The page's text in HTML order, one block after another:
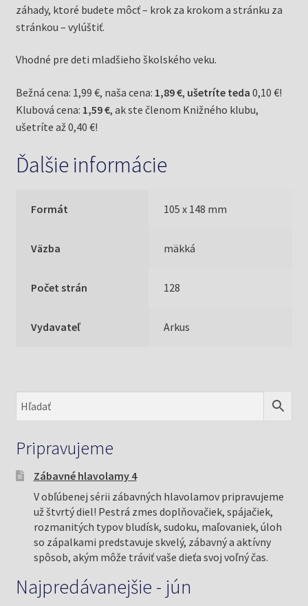
záhady, ktoré budete môcť – krok za krokom a stránku za
stránkou – vylúštiť.
Vhodné pre deti mladšieho školského veku.
Bežná cena: 1,99 €, naša cena: 1,89 €, ušetríte teda 0,10 €!
Klubová cena: 1,59 €, ak ste členom Knižného klubu,
ušetríte až 0,40 €!
Ďalšie informácie
Formát 105 x 148 mm
Väzba mäkká
Počet strán 128
Vydavateľ Arkus
Pripravujeme
Zábavné hlavolamy 4
V obľúbenej sérii zábavných hlavolamov pripravujeme
už štvrtý diel! Pestrá zmes doplňovačiek, spájačiek,
rozmanitých typov bludísk, sudoku, maľovaniek, úloh
so zápalkami predstavuje skvelý, zábavný a aktívny
spôsob, akým môže tráviť vaše dieťa svoj voľný čas.
Najpredávanejšie - jún